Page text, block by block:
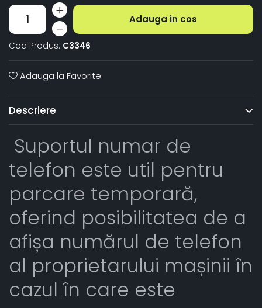
Adauga in cos
Cod Produs: C3346
Adauga la Favorite
Descriere
Suportul numar de
telefon este util pentru
parcare temporară,
oferind posibilitatea de a
afișa numărul de telefon
al proprietarului mașinii în
cazul în care este